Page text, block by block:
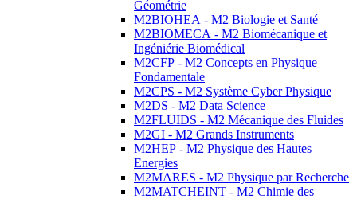
Géométrie
M2BIOHEA - M2 Biologie et Santé
M2BIOMECA - M2 Biomécanique et
Ingéniérie Biomédical
M2CFP - M2 Concepts en Physique
Fondamentale
M2CPS - M2 Système Cyber Physique
M2DS - M2 Data Science
M2FLUIDS - M2 Mécanique des Fluides
M2GI - M2 Grands Instruments
M2HEP - M2 Physique des Hautes
Energies
M2MARES - M2 Physique par Recherche
M2MATCHEINT - M2 Chimie des